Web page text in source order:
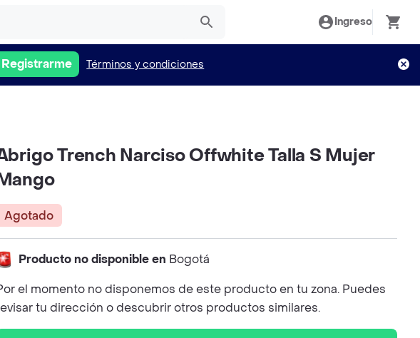
Ingreso
Registrarme Términos y condiciones
Trench Narciso Offwhite Talla S Mujer
Agotado
Producto no disponible en Bogotá
el momento no disponemos de este producto en tu zona. Puedes
tu dirección o descubrir otros productos similares.